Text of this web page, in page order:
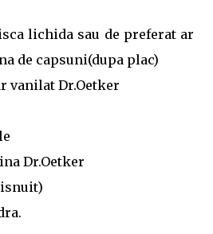
lichida sau de preferat ar
de capsuni(dupa plac)
vanilat Dr.Oetker
Dr.Oetker